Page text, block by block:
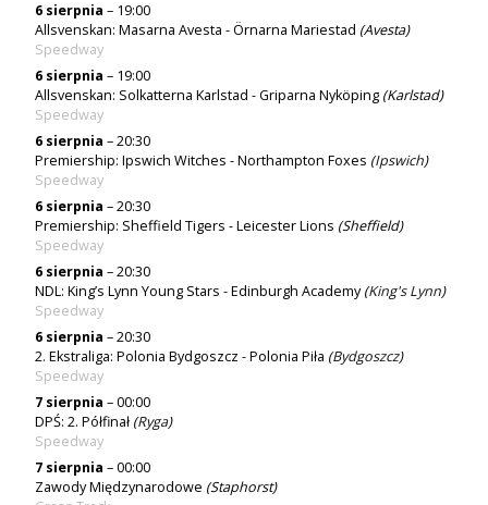
6 sierpnia – 19:00
Allsvenskan: Masarna Avesta - Örnarna Mariestad (Avesta)
Speedway
6 sierpnia – 19:00
Allsvenskan: Solkatterna Karlstad - Griparna Nyköping (Karlstad)
Speedway
6 sierpnia – 20:30
Premiership: Ipswich Witches - Northampton Foxes (Ipswich)
Speedway
6 sierpnia – 20:30
Premiership: Sheffield Tigers - Leicester Lions (Sheffield)
Speedway
6 sierpnia – 20:30
NDL: King’s Lynn Young Stars - Edinburgh Academy(King's Lynn)
Speedway
6 sierpnia – 20:30
2. Ekstraliga: Polonia Bydgoszcz - Polonia Piła (Bydgoszcz)
Speedway
7 sierpnia – 00:00
DPŚ: 2. Półfinał(Ryga)
Speedway
7 sierpnia – 00:00
Zawody Międzynarodowe (Staphorst)